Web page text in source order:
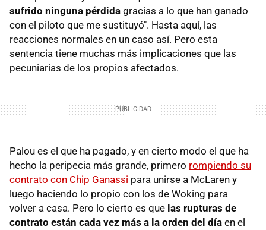
sufrido ninguna pérdida gracias a lo que han ganado
con el piloto que me sustituyó". Hasta aquí, las
reacciones normales en un caso así. Pero esta
sentencia tiene muchas más implicaciones que las
pecuniarias de los propios afectados.
Palou es el que ha pagado, y en cierto modo el que ha
hecho la peripecia más grande, primero rompiendo su
contrato con Chip Ganassi para unirse a McLaren y
luego haciendo lo propio con los de Woking para
volver a casa. Pero lo cierto es que las rupturas de
contrato están cada vez más a la orden del día en el